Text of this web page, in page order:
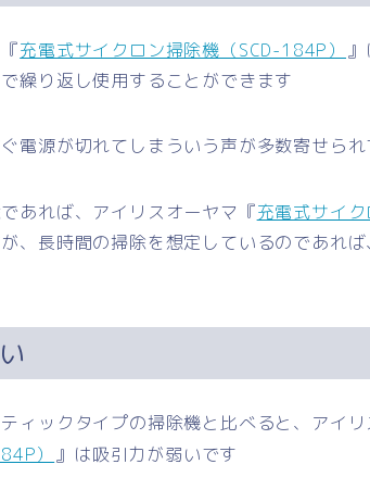
充電式サイクロン掃除機（SCD-184P）
繰り返し使用することができます
電源が切れてしまういう声が多数寄せら
あれば、アイリスオーヤマ『充電式サイ
、長時間の掃除を想定しているのであれ
ィックタイプの掃除機と比べると、アイ
） 』は吸引力が弱いです